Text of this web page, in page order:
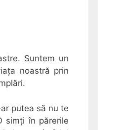
Suntem un
noastră prin
putea să nu te
simți în părerile